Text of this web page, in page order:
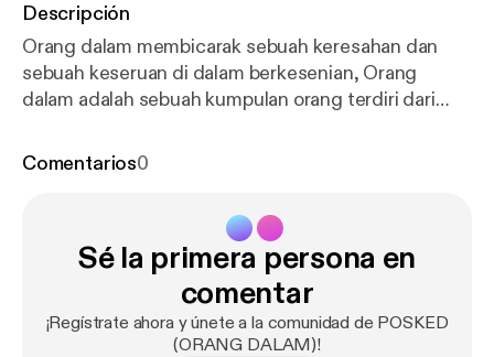
Descripción
Orang dalam membicarak sebuah keresahan dan
sebuah keseruan di dalam berkesenian, Orang
dalam adalah sebuah kumpulan orang terdiri dari
bersama , kita saling membantu untuk berkarya ,ini
Comentarios0
Sé la primera persona en
comentar
¡Regístrate ahora y únete a la comunidad de POSKED
(ORANG DALAM)!